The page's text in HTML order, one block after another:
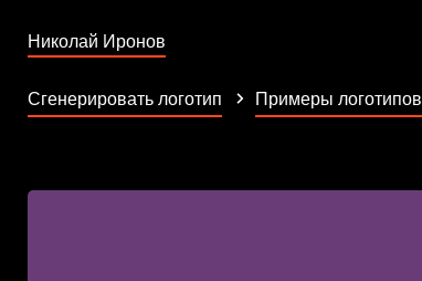
Николай Иронов
Сгенерировать логотип Примеры логотипов